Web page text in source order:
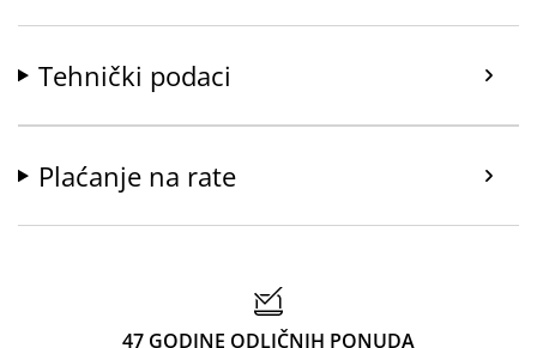
Tehnički podaci
Plaćanje na rate
47 GODINE ODLIČNIH PONUDA